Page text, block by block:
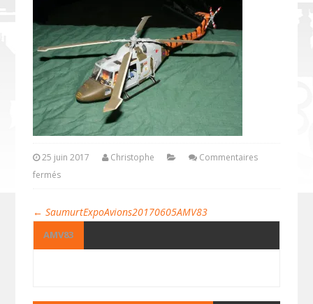
25 juin 2017 Christophe
Commentaires
fermés
← SaumurtExpoAvions20170605AMV83
AMV83